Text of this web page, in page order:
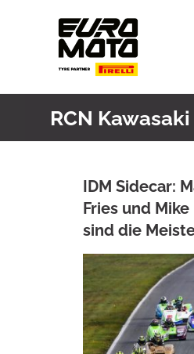
RCN Kawasaki
IDM Sidecar:
Fries und
sind die
ANKE WIECZOREK